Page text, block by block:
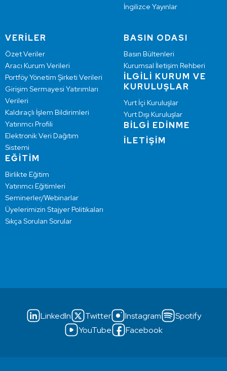
İngilizce Yayınlar
VERİLER
Özet Veriler
Aracı Kurum Verileri
Portföy Yönetim Şirketi Verileri
Girişim Sermayesi Yatırımları
Verileri
Kaldıraçlı İşlem Bildirimleri
Yatırımcı Profili
Elektronik Veri Dağıtım
Sistemi
EĞİTİM
Birlikte Eğitim
Yatırımcı Eğitimleri
Seminerler/Webinarlar
Üyelerimizin Stajyer Politikaları
Sıkça Sorulan Sorular
BASIN ODASI
Basın Bültenleri
Kurumsal İletişim Rehberi
İLGİLİ KURUM VE
KURULUŞLAR
Yurt İçi Kuruluşlar
Yurt Dışı Kuruluşlar
BİLGİ EDİNME
İLETİŞİM
LinkedIn Twitter Instagram
Spotify
YouTube
Facebook